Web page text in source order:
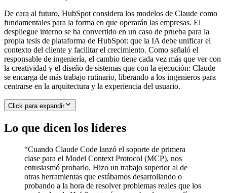
De cara al futuro, HubSpot considera los modelos de Claude como
fundamentales para la forma en que operarán las empresas. El
despliegue interno se ha convertido en un caso de prueba para la
propia tesis de plataforma de HubSpot: que la IA debe unificar el
contexto del cliente y facilitar el crecimiento. Como señaló el
responsable de ingeniería, el cambio tiene cada vez más que ver con
la creatividad y el diseño de sistemas que con la ejecución: Claude
se encarga de más trabajo rutinario, liberando a los ingenieros para
centrarse en la arquitectura y la experiencia del usuario.
Click para expandir
Lo que dicen los líderes
“Cuando Claude Code lanzó el soporte de primera
clase para el Model Context Protocol (MCP), nos
entusiasmó probarlo. Hizo un trabajo superior al de
otras herramientas que estábamos desarrollando o
probando a la hora de resolver problemas reales que los